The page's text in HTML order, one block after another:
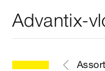
Advantix-